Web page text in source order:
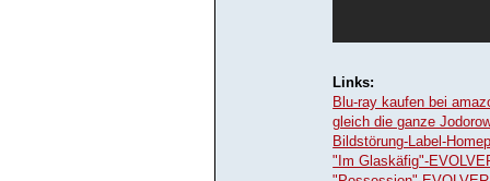
Links:
Blu-ray kaufen bei
gleich die ganze
Bildstörung-Label-
"Im Glaskäfig"-